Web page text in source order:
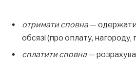
отримати сповна—
обсязі (про оплату, нагороду,
сплатити сповна—